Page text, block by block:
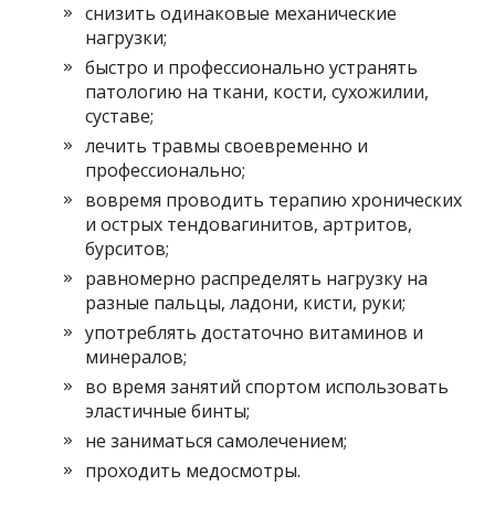
снизить одинаковые механические
нагрузки;
быстро и профессионально устранять
патологию на ткани, кости, сухожилии,
суставе;
лечить травмы своевременно и
профессионально;
вовремя проводить терапию хронических
и острых тендовагинитов, артритов,
бурситов;
равномерно распределять нагрузку на
разные пальцы, ладони, кисти, руки;
употреблять достаточно витаминов и
минералов;
во время занятий спортом использовать
эластичные бинты;
не заниматься самолечением;
проходить медосмотры.